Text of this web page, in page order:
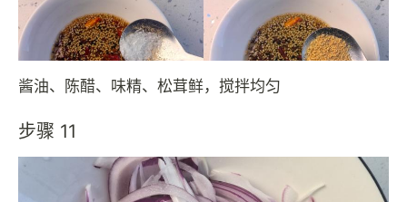
酱油、陈醋、味精、松茸鲜，搅拌均匀
步骤 11